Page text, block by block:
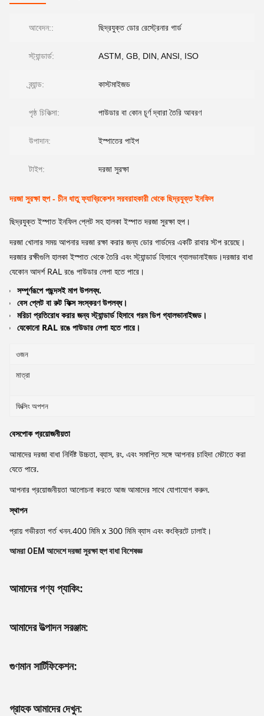
আবেদন:: ছিদ্রযুক্ত ডোর রেস্ট্রেনার গার্ড
স্ট্যান্ডার্ড: ASTM, GB, DIN, ANSI, ISO
ব্র্যান্ড: কাস্টমাইজড
পৃষ্ঠ চিকিত্সা: পাউডার বা কোন চূর্ণ দ্বারা তৈরি আবরণ
উপাদান: ইস্পাতের পাইপ
টাইপ: দরজা সুরক্ষা
দরজা সুরক্ষা হুপ - চীন ধাতু ফ্যাব্রিকেশন সরবরাহকারী থেকে ছিদ্রযুক্ত ইনফিল
ছিদ্রযুক্ত ইস্পাত ইনফিল প্লেট সহ হালকা ইস্পাত দরজা সুরক্ষা হুপ।
দরজা খোলার সময় আপনার দরজা রক্ষা করার জন্য ডোর গার্ডদের একটি রাবার স্টপ রয়েছে।
দরজার রক্ষীগুলি হালকা ইস্পাত থেকে তৈরি এবং স্ট্যান্ডার্ড হিসাবে গ্যালভানাইজড।দরজার বাধা
যেকোন আদর্শ RAL রঙে পাউডার লেপা হতে পারে।
সম্পূর্ণরূপে পছন্দসই মাপ উপলব্ধ.
বেস প্লেট বা রুট ফিক্স সংস্করণ উপলব্ধ।
মরিচা প্রতিরোধ করার জন্য স্ট্যান্ডার্ড হিসাবে গরম ডিপ গ্যালভানাইজড।
যেকোনো RAL রঙে পাউডার লেপা হতে পারে।
ওজন
মাত্রা
ফিক্সিং অপশন
বেসপোক প্রয়োজনীয়তা
আমাদের দরজা বাধা নির্দিষ্ট উচ্চতা, ব্যাস, রং, এবং সমাপ্তি সঙ্গে আপনার চাহিদা মেটাতে করা
যেতে পারে.
আপনার প্রয়োজনীয়তা আলোচনা করতে আজ আমাদের সাথে যোগাযোগ করুন.
স্থাপন
প্রায় গভীরতা গর্ত খনন.400 মিমি x 300 মিমি ব্যাস এবং কংক্রিটে ঢালাই।
আমরা OEM আদেশে দরজা সুরক্ষা হুপ বাধা বিশেষজ্ঞ
আমাদের পণ্য প্যাকিং:
আমাদের উত্পাদন সরঞ্জাম:
গুণমান সার্টিফিকেশন:
গ্রাহক আমাদের দেখুন: